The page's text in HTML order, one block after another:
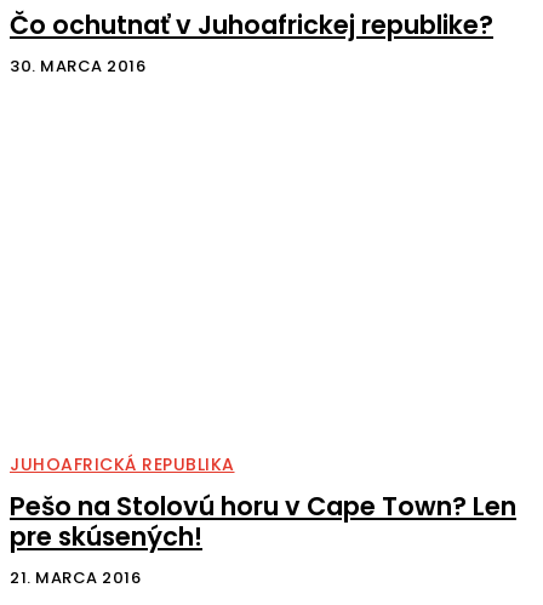
Čo ochutnať v Juhoafrickej republike?
30. MARCA 2016
JUHOAFRICKÁ REPUBLIKA
Pešo na Stolovú horu v Cape Town? Len
pre skúsených!
21. MARCA 2016